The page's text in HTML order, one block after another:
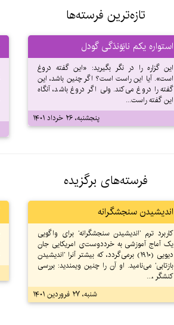
تازه‌ترین فرسته‌ها
استواره یکم نابَوَندَگی گودل
این گزاره را در نگر بگیرید: «این گفته دروغ
است». آیا این راست است؟ اگر چنین باشد، این
گفته را دروغ می‌کند. ولی اگر دروغ باشد، آنگاه
این گفته راست...
پنجشنبه، ۲۶ خرداد ۱۴۰۱
فرسته‌های برگزیده
اندیشیدن سنجشگرانه
کاربرد ترم ’اندیشیدن سنجشگرانه‘ برای واگویی
یک آماج آموزشی به خرددوست‌ی امریکایی جان
دیویی (۱۹۱۰) برمی‌گردد، که بیشتر آنرا ’اندیشیدن
بازتابی‘ می‌نامید. او آن را چنین ویمندید: بررسی
کنشگر ،...
شنبه، ۲۷ فروردین ۱۴۰۱